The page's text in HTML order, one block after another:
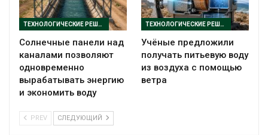
ТЕХНОЛОГИЧЕСКИЕ РЕШЕНИЯ
Солнечные панели над
каналами позволяют
одновременно
вырабатывать энергию
и экономить воду
ТЕХНОЛОГИЧЕСКИЕ РЕШЕНИЯ
Учёные предложили
получать питьевую воду
из воздуха с помощью
ветра
PREV СЛЕДУЮЩИЙ